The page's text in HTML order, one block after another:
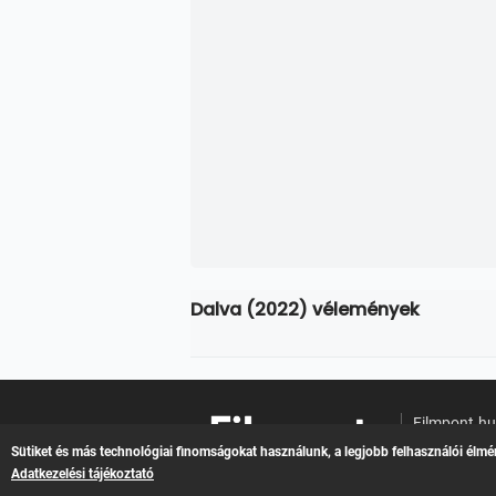
Dalva (2022) vélemények
Filmpont.hu
Online
Sütiket és más technológiai finomságokat használunk, a legjobb felhasználói
Adatkezelési tájékoztató